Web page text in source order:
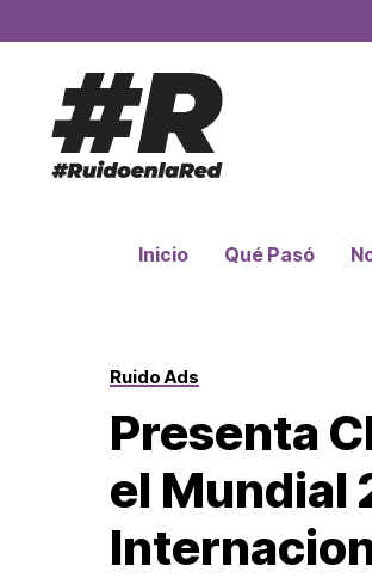
Inicio Qué Pasó
Ruido Ads
Presenta
el Mundial